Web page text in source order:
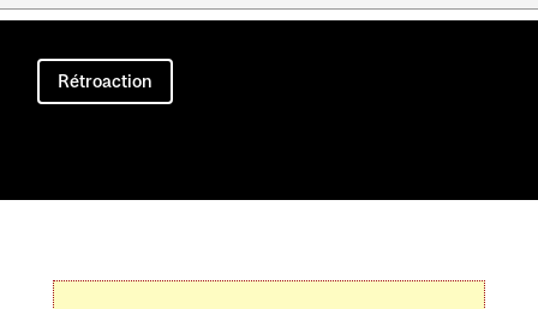
Main
navigation
Rétroaction